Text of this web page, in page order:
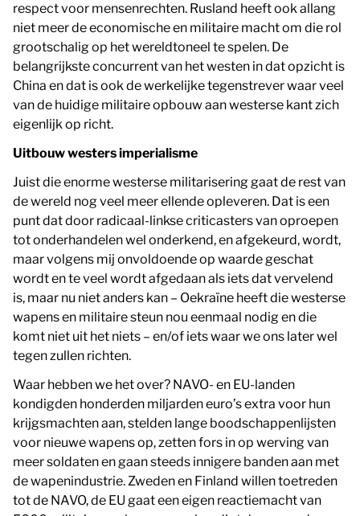
respect voor mensenrechten. Rusland heeft ook allang
niet meer de economische en militaire macht om die rol
grootschalig op het wereldtoneel te spelen. De
belangrijkste concurrent van het westen in dat opzicht is
China en dat is ook de werkelijke tegenstrever waar veel
van de huidige militaire opbouw aan westerse kant zich
eigenlijk op richt.
Uitbouw westers imperialisme
Juist die enorme westerse militarisering gaat de rest van
de wereld nog veel meer ellende opleveren. Dat is een
punt dat door radicaal-linkse criticasters van oproepen
tot onderhandelen wel onderkend, en afgekeurd, wordt,
maar volgens mij onvoldoende op waarde geschat
wordt en te veel wordt afgedaan als iets dat vervelend
is, maar nu niet anders kan – Oekraïne heeft die westerse
wapens en militaire steun nou eenmaal nodig en die
komt niet uit het niets – en/of iets waar we ons later wel
tegen zullen richten.
Waar hebben we het over? NAVO- en EU-landen
kondigden honderden miljarden euro’s extra voor hun
krijgsmachten aan, stelden lange boodschappenlijsten
voor nieuwe wapens op, zetten fors in op werving van
meer soldaten en gaan steeds innigere banden aan met
de wapenindustrie. Zweden en Finland willen toetreden
tot de NAVO, de EU gaat een eigen reactiemacht van